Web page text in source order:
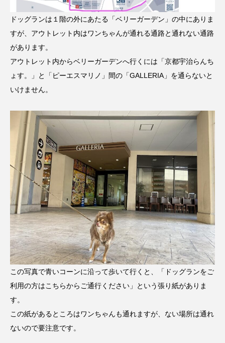
ドッグランは１階の外にあたる「ベリーガーデン」の中にありま
すが、アウトレット内はワンちゃんが通れる通路と通れない通路
があります。
アウトレット内からベリーガーデンへ行くには「京都宇治らんち
ょす。」と「ピーエスマリノ」間の「GALLERIA」を通らないと
いけません。
この写真で青いコーンに沿って歩いて行くと、「ドッグランをご
利用の方はこちらからご通行ください」という張り紙がありま
す。
この紙があるところはワンちゃんも通れますが、ない場所は通れ
ないので要注意です。